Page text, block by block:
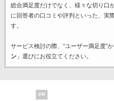
総合満足度だけでなく、様々な切り口
に回答者の口コミや評判といった、実
す。
サービス検討の際、“ユーザー満足度”
ン」選びにお役立てください。
PR